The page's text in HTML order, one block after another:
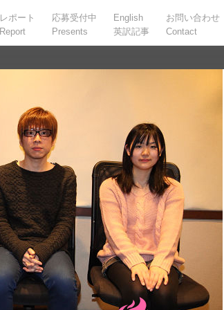
レポート
Report
応募受付中
Presents
English
英訳記事
お問い合わせ
Contact